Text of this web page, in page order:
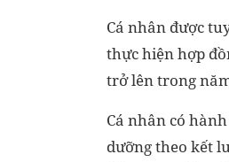
Cá nhân được
thực hiện hợp
trở lên trong
Cá nhân có
dưỡng theo kết